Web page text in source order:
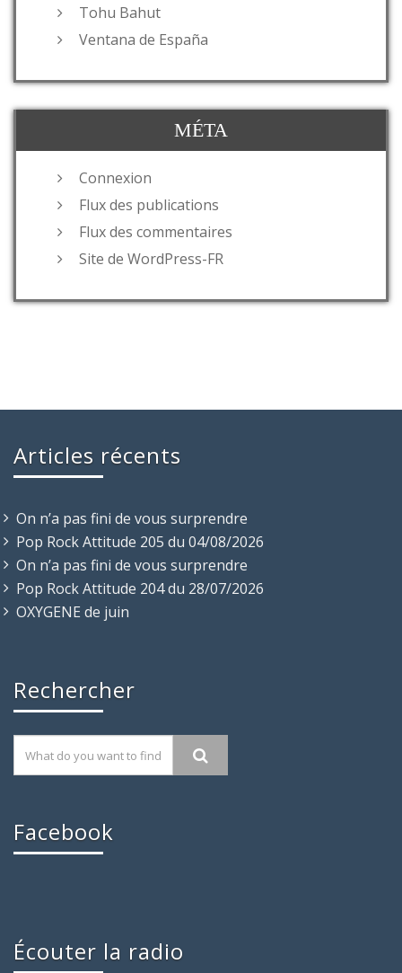
Tohu Bahut
Ventana de España
MÉTA
Connexion
Flux des publications
Flux des commentaires
Site de WordPress-FR
Articles récents
On n’a pas fini de vous surprendre
Pop Rock Attitude 205 du 04/08/2026
On n’a pas fini de vous surprendre
Pop Rock Attitude 204 du 28/07/2026
OXYGENE de juin
Rechercher
Facebook
Écouter la radio